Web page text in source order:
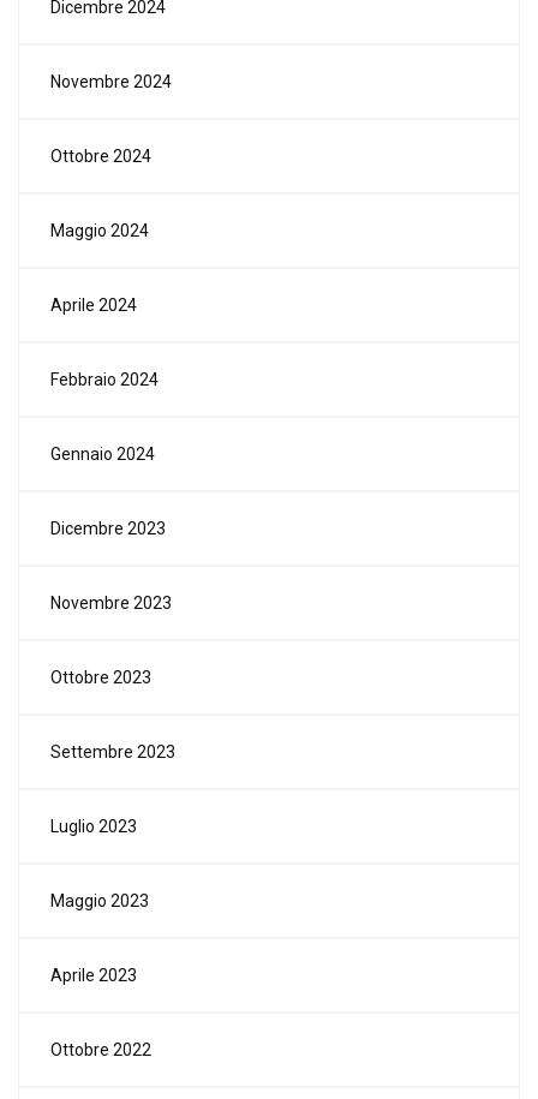
Dicembre 2024
Novembre 2024
Ottobre 2024
Maggio 2024
Aprile 2024
Febbraio 2024
Gennaio 2024
Dicembre 2023
Novembre 2023
Ottobre 2023
Settembre 2023
Luglio 2023
Maggio 2023
Aprile 2023
Ottobre 2022